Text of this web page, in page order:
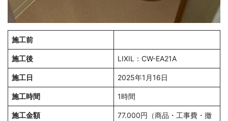
施工前
施工後 LIXIL：CW-EA21A
施工日 2025年1月16日
施工時間 1時間
施工金額
77.000円（商品・工事費・撤